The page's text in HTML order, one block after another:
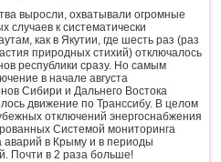
выросли, охватывали огромные
случаев к систематически
как в Якутии, где шесть раз (раз
природных стихий) отключалось
республики сразу. Но самым
в начале августа
Сибири и Дальнего Востока
движение по Транссибу. В целом
отключений энергоснабжения
Системой мониторинга
аварий в Крыму и в периоды
Почти в 2 раза больше!